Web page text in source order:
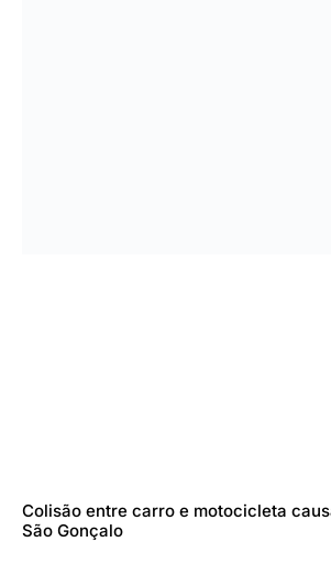
Colisão entre carro e motocicleta
São Gonçalo